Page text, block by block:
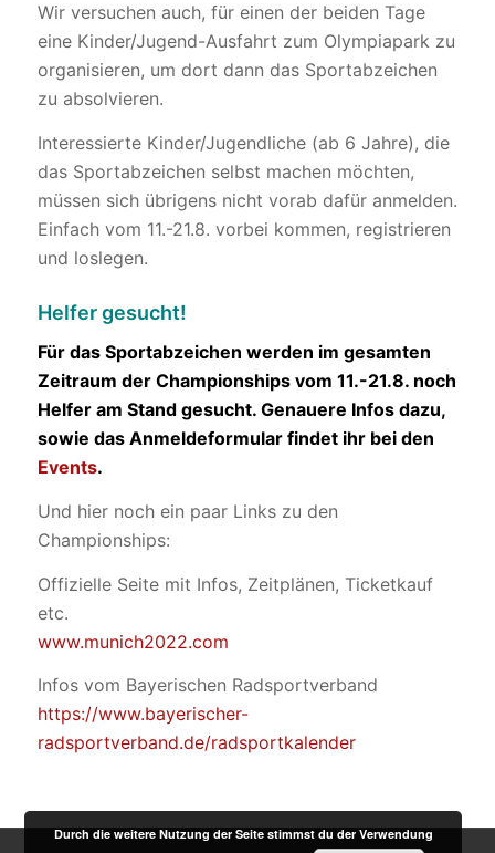
Wir versuchen auch, für einen der beiden Tage
eine Kinder/Jugend-Ausfahrt zum Olympiapark zu
organisieren, um dort dann das Sportabzeichen
zu absolvieren.
Interessierte Kinder/Jugendliche (ab 6 Jahre), die
das Sportabzeichen selbst machen möchten,
müssen sich übrigens nicht vorab dafür anmelden.
Einfach vom 11.-21.8. vorbei kommen, registrieren
und loslegen.
Helfer gesucht!
Für das Sportabzeichen werden im gesamten
Zeitraum der Championships vom 11.-21.8. noch
Helfer am Stand gesucht. Genauere Infos dazu,
sowie das Anmeldeformular findet ihr bei den
Events.
Und hier noch ein paar Links zu den
Championships:
Offizielle Seite mit Infos, Zeitplänen, Ticketkauf
etc.
www.munich2022.com
Infos vom Bayerischen Radsportverband
https://www.bayerischer-
radsportverband.de/radsportkalender
Durch die weitere Nutzung der Seite stimmst du der Verwendung